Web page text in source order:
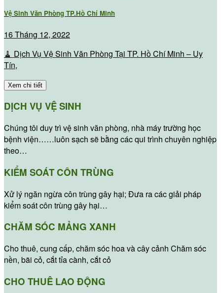
Vệ Sinh Văn Phòng TP.Hồ Chí Minh
16 Tháng 12, 2022
🧹 Dịch Vụ Vệ Sinh Văn Phòng Tại TP. Hồ Chí Minh – Uy
Tín,
Xem chi tiết
DỊCH VỤ VỆ SINH
Chúng tôi duy trì vệ sinh văn phòng, nhà máy trường học
bệnh viện……luôn sạch sẽ bằng các qui trình chuyên nghiệp
theo…
KIỂM SOÁT CÔN TRÙNG
Xử lý ngăn ngừa côn trùng gây hại; Đưa ra các giải pháp
kiểm soát côn trùng gây hại…
CHĂM SÓC MẢNG XANH
Cho thuê, cung cấp, chăm sóc hoa và cây cảnh Chăm sóc
nền, bãi cỏ, cắt tỉa cành, cắt cỏ
CHO THUÊ LAO ĐỘNG